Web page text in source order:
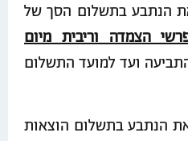
הנתבע בתשלום הסך של
הצמדה וריבית מיום
ועד למועד התשלום
הנתבע בתשלום הוצאות